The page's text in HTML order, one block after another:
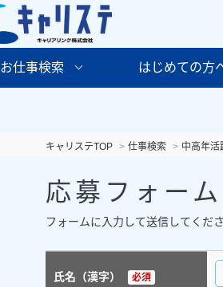
お仕事検索 はじめての方
キャリステTOP 仕事検索 中高年活
応募フォーム
フォームに入力して送信してくださ
氏名（漢字） 必須